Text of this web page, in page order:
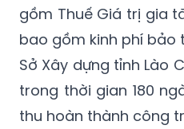
gồm Thuế Giá trị gia
bao gồm kinh phí bảo
Sở Xây dựng tỉnh Lào
trong thời gian 180
thu hoàn thành công